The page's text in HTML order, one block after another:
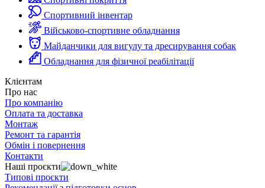
Спортивний інвентар
Військово-спортивне обладнання
Майданчики для вигулу та дресирування собак
Обладнання для фізичної реабілітації
Клієнтам
Про нас
Про компанію
Оплата та доставка
Монтаж
Ремонт та гарантія
Обмін і повернення
Контакти
Наші проєкти
Типові проєкти